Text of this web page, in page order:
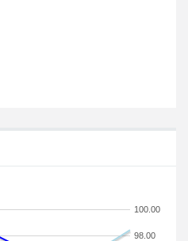
98.00
100.00